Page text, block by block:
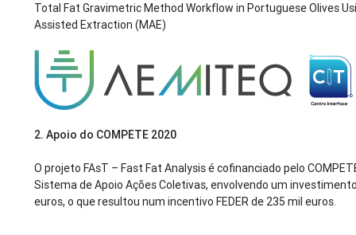
Total Fat Gravimetric Method Workflow in Portuguese Olives
Assisted Extraction (MAE)
2. Apoio do COMPETE 2020
O projeto FAsT – Fast Fat Analysis é cofinanciado pelo
Sistema de Apoio Ações Coletivas, envolvendo um
euros, o que resultou num incentivo FEDER de 235 mil euros.